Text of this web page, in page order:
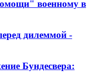
военному в
дилеммой -
Бундесвера: